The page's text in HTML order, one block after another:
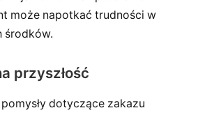
może napotkać trudności w
środków.
przyszłość
dotyczące zakazu